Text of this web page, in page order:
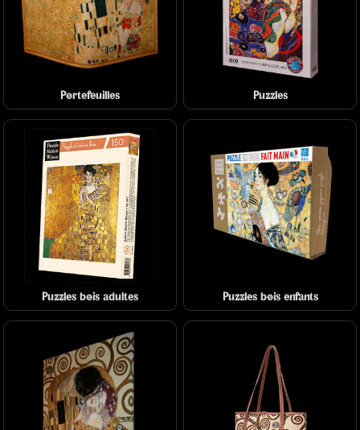
Portefeuilles Puzzles
Puzzles bois adultes Puzzles bois enfants